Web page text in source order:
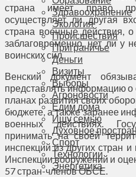
Здравоохранение
Экология
Происшествия
Приграничье
Деньги
Визиты
Выборы
Агроновости
Едим дома
Ищу семью
Духовное
Спорт
Технологии
Энергетика
страна имеет право
осуществляет ли другая
страна военные действия,
заблаговременно, нет ли у
воинских сил.
Венский документ
представлять информацию
планах развития своих
бюджете, а также заранее
военных действиях.
принимать на своей
инспекций из других стран
Инспекции вооружений и
57 стран-членов ОБСЕ.